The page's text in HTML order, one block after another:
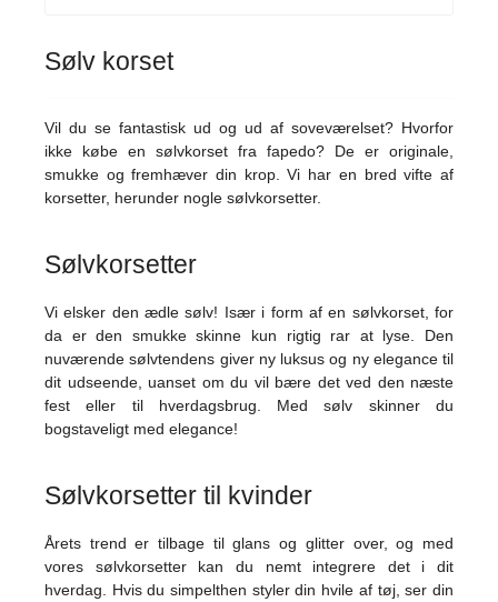
Sølv korset
Vil du se fantastisk ud og ud af soveværelset? Hvorfor
ikke købe en sølvkorset fra fapedo? De er originale,
smukke og fremhæver din krop. Vi har en bred vifte af
korsetter, herunder nogle sølvkorsetter.
Sølvkorsetter
Vi elsker den ædle sølv! Især i form af en sølvkorset, for
da er den smukke skinne kun rigtig rar at lyse. Den
nuværende sølvtendens giver ny luksus og ny elegance til
dit udseende, uanset om du vil bære det ved den næste
fest eller til hverdagsbrug. Med sølv skinner du
bogstaveligt med elegance!
Sølvkorsetter til kvinder
Årets trend er tilbage til glans og glitter over, og med
vores sølvkorsetter kan du nemt integrere det i dit
hverdag. Hvis du simpelthen styler din hvile af tøj, ser din